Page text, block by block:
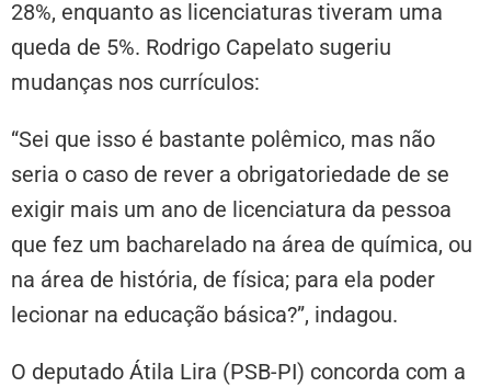
28%, enquanto as licenciaturas tiveram uma
queda de 5%. Rodrigo Capelato sugeriu
mudanças nos currículos:
“Sei que isso é bastante polêmico, mas não
seria o caso de rever a obrigatoriedade de se
exigir mais um ano de licenciatura da pessoa
que fez um bacharelado na área de química, ou
na área de história, de física; para ela poder
lecionar na educação básica?”, indagou.
O deputado Átila Lira (PSB-PI) concorda com a